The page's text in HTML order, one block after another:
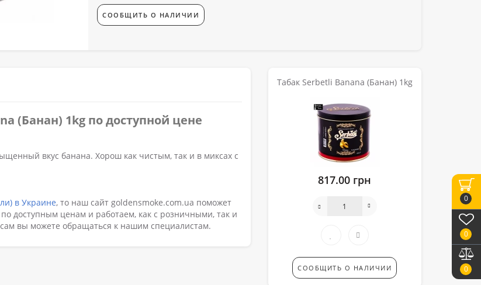
0
0
0
СООБЩИТЬ О НАЛИЧИИ
(Банан) 1kg по доступной цене
вкус банана. Хорош как чистым, так и в миксах с
в Украине, то наш сайт goldensmoke.com.ua поможет
доступным ценам и работаем, как с розничными, так и
вы можете обращаться к нашим специалистам.
Табак Serbetli Banana (Банан) 1kg
817.00 грн
СООБЩИТЬ О НАЛИЧИИ